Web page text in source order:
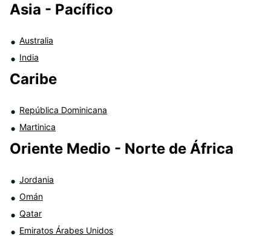
Asia - Pacífico
Australia
India
Caribe
República Dominicana
Martinica
Oriente Medio - Norte de África
Jordania
Omán
Qatar
Emiratos Árabes Unidos